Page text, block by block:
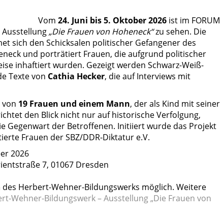
Vom 24. Juni bis 5. Oktober 2026ist im FORUM
„Die Frauen von Hoheneck“zu sehen. Die
sich den Schicksalen politischer Gefangener des
und porträtiert Frauen, die aufgrund politischer
inhaftiert wurden. Gezeigt werden Schwarz-Weiß-
Texte von Cathia Hecker, die auf Interviews mit
19 Frauen und einem Mann, der als Kind mit seiner
den Blick nicht nur auf historische Verfolgung,
Gegenwart der Betroffenen. Initiiert wurde das Projekt
Frauen der SBZ/DDR-Diktatur e.V.
2026
7, 01067 Dresden
Herbert-Wehner-Bildungswerks möglich. Weitere
Wehner-Bildungswerk – Ausstellung „Die Frauen von